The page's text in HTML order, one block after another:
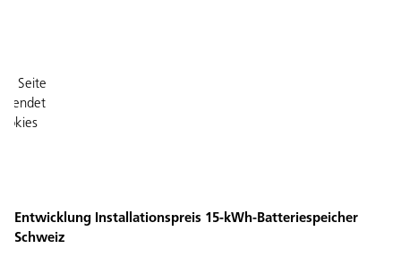
Seite
Entwicklung Installationspreis 15-kWh-Batteriespeicher
Schweiz